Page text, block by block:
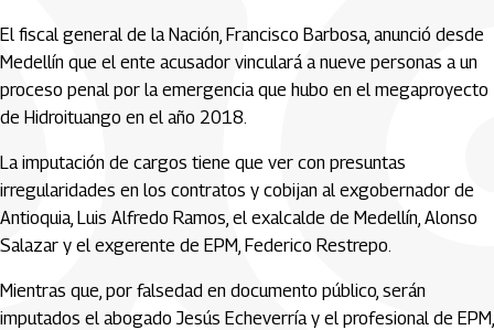
El fiscal general de la Nación, Francisco Barbosa, anunció desde
Medellín que el ente acusador vinculará a nueve personas a un
proceso penal por la emergencia que hubo en el megaproyecto
de Hidroituango en el año 2018.
La imputación de cargos tiene que ver con presuntas
irregularidades en los contratos y cobijan al exgobernador de
Antioquia, Luis Alfredo Ramos, el exalcalde de Medellín, Alonso
Salazar y el exgerente de EPM, Federico Restrepo.
Mientras que, por falsedad en documento público, serán
imputados el abogado Jesús Echeverría y el profesional de EPM,